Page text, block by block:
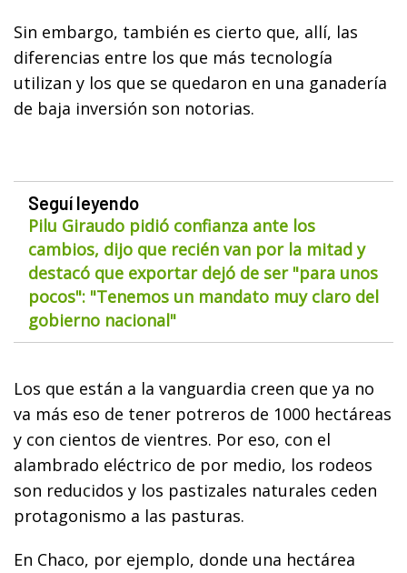
Sin embargo, también es cierto que, allí, las
diferencias entre los que más tecnología
utilizan y los que se quedaron en una ganadería
de baja inversión son notorias.
Seguí leyendo
Pilu Giraudo pidió confianza ante los
cambios, dijo que recién van por la mitad y
destacó que exportar dejó de ser "para unos
pocos": "Tenemos un mandato muy claro del
gobierno nacional"
Los que están a la vanguardia creen que ya no
va más eso de tener potreros de 1000 hectáreas
y con cientos de vientres. Por eso, con el
alambrado eléctrico de por medio, los rodeos
son reducidos y los pastizales naturales ceden
protagonismo a las pasturas.
En Chaco, por ejemplo, donde una hectárea